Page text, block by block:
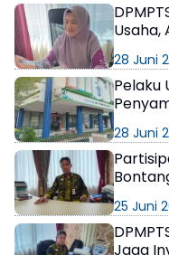
Usaha,
28 Juni
Pelaku
28 Juni
25 Juni
Jaga